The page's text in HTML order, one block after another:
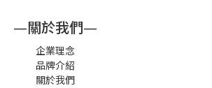
—關於我們—
企業理念
品牌介紹
關於我們